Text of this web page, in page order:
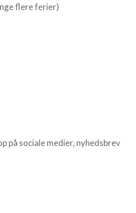
flere ferier)
på sociale medier, nyhedsbrev